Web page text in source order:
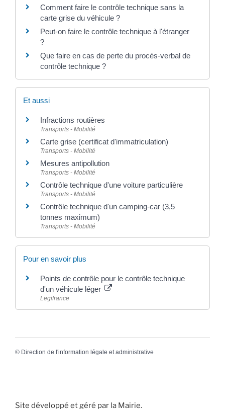
Comment faire le contrôle technique sans la
carte grise du véhicule ?
Peut-on faire le contrôle technique à l'étranger
?
Que faire en cas de perte du procès-verbal de
contrôle technique ?
Et aussi
Infractions routières
Transports - Mobilité
Carte grise (certificat d'immatriculation)
Transports - Mobilité
Mesures antipollution
Transports - Mobilité
Contrôle technique d'une voiture particulière
Transports - Mobilité
Contrôle technique d'un camping-car (3,5
tonnes maximum)
Transports - Mobilité
Pour en savoir plus
Points de contrôle pour le contrôle technique
d'un véhicule léger
Legifrance
© Direction de l'information légale et administrative
Site développé et géré par la Mairie.